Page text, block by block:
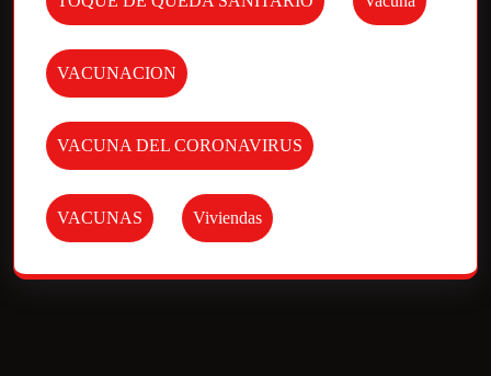
VACUNACION
VACUNA DEL CORONAVIRUS
VACUNAS Viviendas